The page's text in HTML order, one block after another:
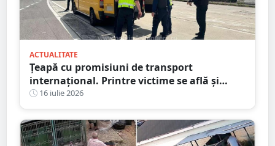
ACTUALITATE
Țeapă cu promisiuni de transport
internațional. Printre victime se află și
persoane din județul Satu Mare
16 iulie 2026